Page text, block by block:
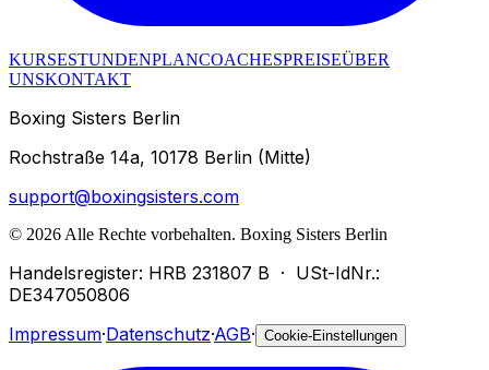
KURSESTUNDENPLANCOACHESPREISEÜBER
UNSKONTAKT
Boxing Sisters Berlin
Rochstraße 14a, 10178 Berlin (Mitte)
support@boxingsisters.com
© 2026 Alle Rechte vorbehalten. Boxing Sisters Berlin
Handelsregister: HRB 231807 B · USt-IdNr.:
DE347050806
Impressum·Datenschutz·AGB· Cookie-Einstellungen